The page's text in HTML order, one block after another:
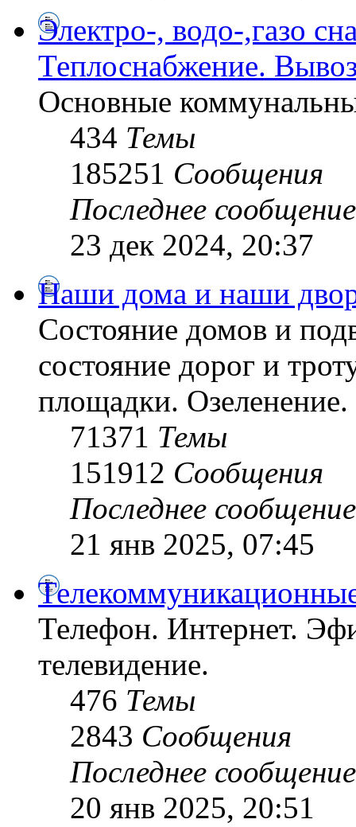
Электро-, водо-,газо
Теплоснабжение.
Основные
434 Темы
185251 Сообщения
Последнее сообщение
23 дек 2024, 20:37
Наши дома и наши
Состояние домов и
состояние дорог и
площадки.
71371 Темы
151912 Сообщения
Последнее сообщение
21 янв 2025, 07:45
Телефон. Интернет.
телевидение.
476 Темы
2843 Сообщения
Последнее сообщение
20 янв 2025, 20:51